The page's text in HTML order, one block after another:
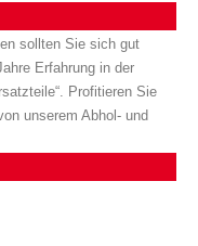
sollten Sie sich gut
Erfahrung in der
Profitieren Sie
unserem Abhol- und